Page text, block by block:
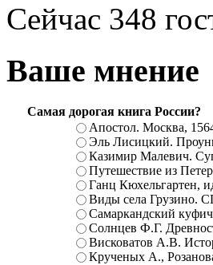
Сейчас 348
Ваше мнение
Самая дорогая книга России?
Апостол. Москва,
Эль Лисицкий.
Казимир Малевич.
Путешествие из
Ганц Кюхельгартен,
Виды села Грузино.
Самаркандский
Солнцев Ф.Г.
Висковатов А.В.
Крученых А.,